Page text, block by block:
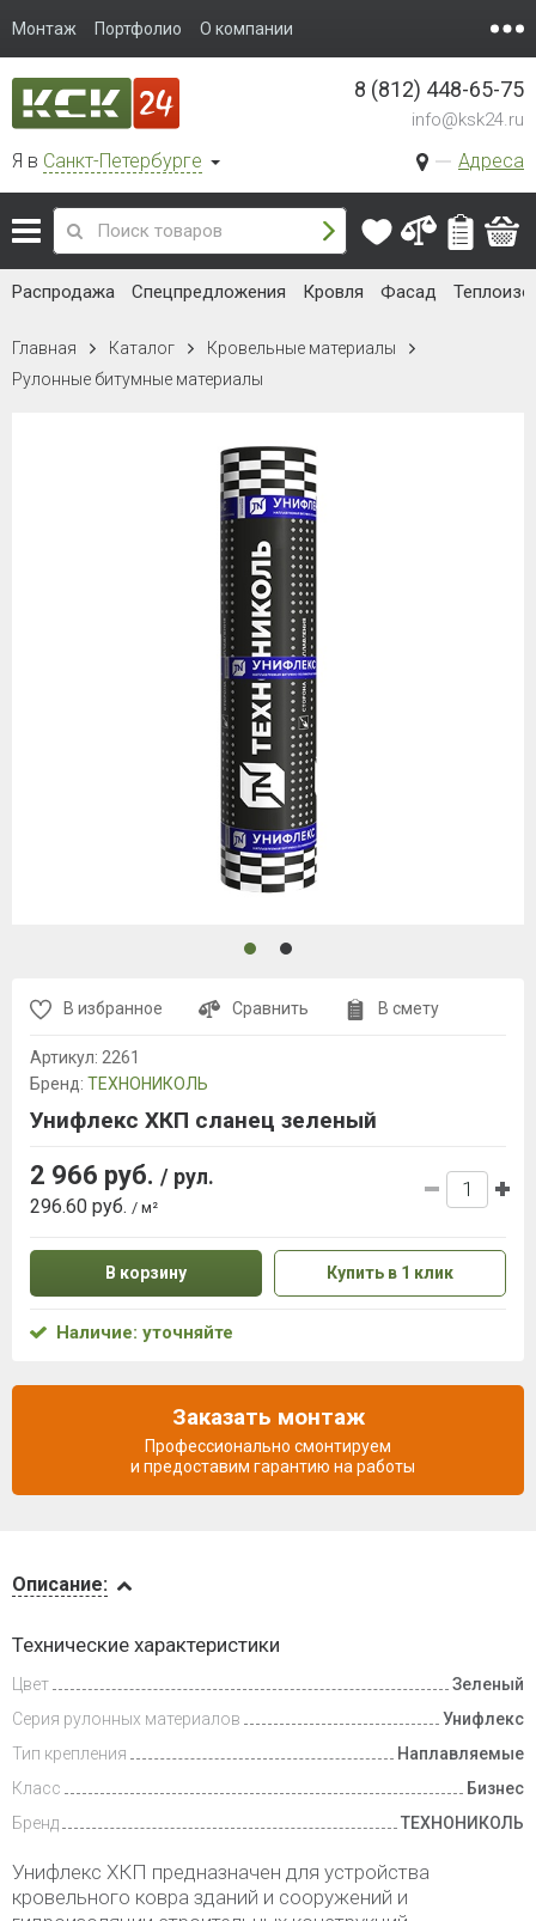
Монтаж Портфолио О компании
Я в Санкт-Петербурге Адреса
8 (812) 448-65-75
info@ksk24.ru
Распродажа Спецпредложения Кровля Фасад
Главная Каталог
Кровельные материалы
Рулонные битумные материалы
и оплата
Описание:
Технические характеристики
Цвет
Зеленый
Серия рулонных материалов
Унифлекс
Тип крепления
Наплавляемые
Класс
Бизнес
Бренд
ТЕХНОНИКОЛЬ
Унифлекс ХКП предназначен для устройства
кровельного ковра зданий и сооружений и
В избранное Сравнить В смету
Артикул: 2261
Бренд: ТЕХНОНИКОЛЬ
Унифлекс ХКП сланец зеленый
2 966 руб. / рул.
296.60 руб. / м²
В корзину Купить в 1 клик
Наличие: уточняйте
Заказать монтаж
Профессионально смонтируем
и предоставим гарантию на работы